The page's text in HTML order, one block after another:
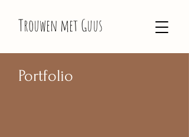
Trouwen met Guus
Portfolio